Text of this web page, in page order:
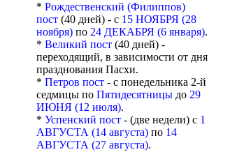
* Рождественский (Филиппов)
пост (40 дней) - с 15 НОЯБРЯ (28
ноября) по 24 ДЕКАБРЯ (6 января).
* Великий пост (40 дней) -
переходящий, в зависимости от дня
празднования Пасхи.
* Петров пост - с понедельника 2-й
седмицы по Пятидесятницы до 29
ИЮНЯ (12 июля).
* Успенский пост - (две недели) с 1
АВГУСТА (14 августа) по 14
АВГУСТА (27 августа).